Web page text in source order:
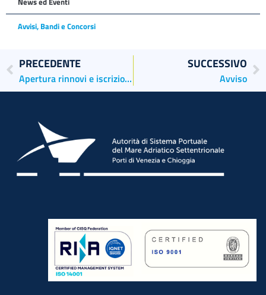
Avvisi, Bandi e Concorsi
PRECEDENTE
Apertura rinnovi e iscrizioni registri 2024
SUCCESSIVO
Avviso